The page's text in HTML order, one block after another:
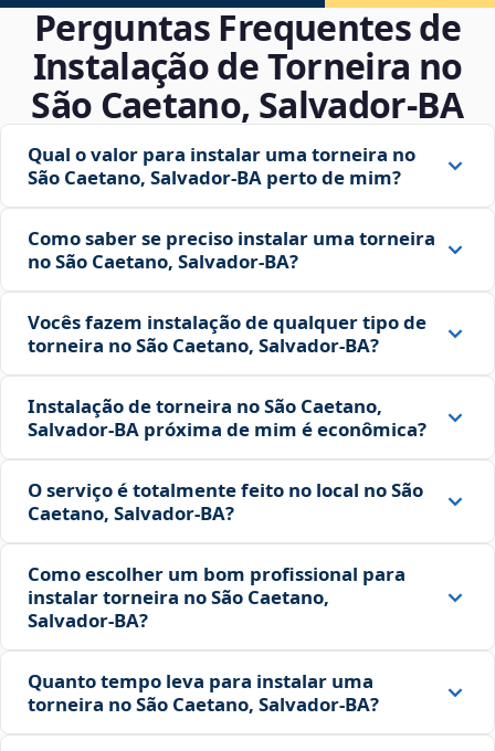
Perguntas Frequentes de
Instalação de Torneira no
São Caetano, Salvador‑BA
Qual o valor para instalar uma torneira no
São Caetano, Salvador‑BA perto de mim?
Como saber se preciso instalar uma torneira
no São Caetano, Salvador‑BA?
Vocês fazem instalação de qualquer tipo de
torneira no São Caetano, Salvador‑BA?
Instalação de torneira no São Caetano,
Salvador‑BA próxima de mim é econômica?
O serviço é totalmente feito no local no São
Caetano, Salvador‑BA?
Como escolher um bom profissional para
instalar torneira no São Caetano,
Salvador‑BA?
Quanto tempo leva para instalar uma
torneira no São Caetano, Salvador‑BA?